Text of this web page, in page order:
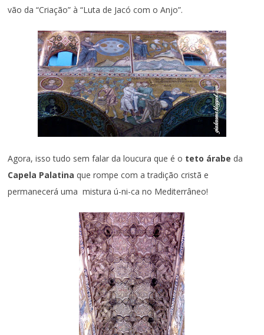
vão da “Criação” à “Luta de Jacó com o Anjo”.
Agora, isso tudo sem falar da loucura que é o teto árabe da
Capela Palatinaque rompe com a tradição cristã e
permanecerá uma mistura ú-ni-ca no Mediterrâneo!